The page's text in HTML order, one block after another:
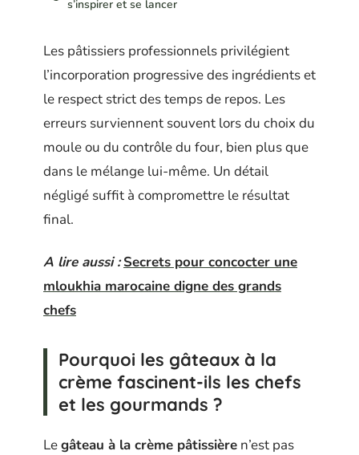
s’inspirer et se lancer
Les pâtissiers professionnels privilégient
l’incorporation progressive des ingrédients et
le respect strict des temps de repos. Les
erreurs surviennent souvent lors du choix du
moule ou du contrôle du four, bien plus que
dans le mélange lui-même. Un détail
négligé suffit à compromettre le résultat
final.
A lire aussi : Secrets pour concocter une
mloukhia marocaine digne des grands
chefs
Pourquoi les gâteaux à la
crème fascinent-ils les chefs
et les gourmands ?
Legâteau à la crème pâtissière n’est pas